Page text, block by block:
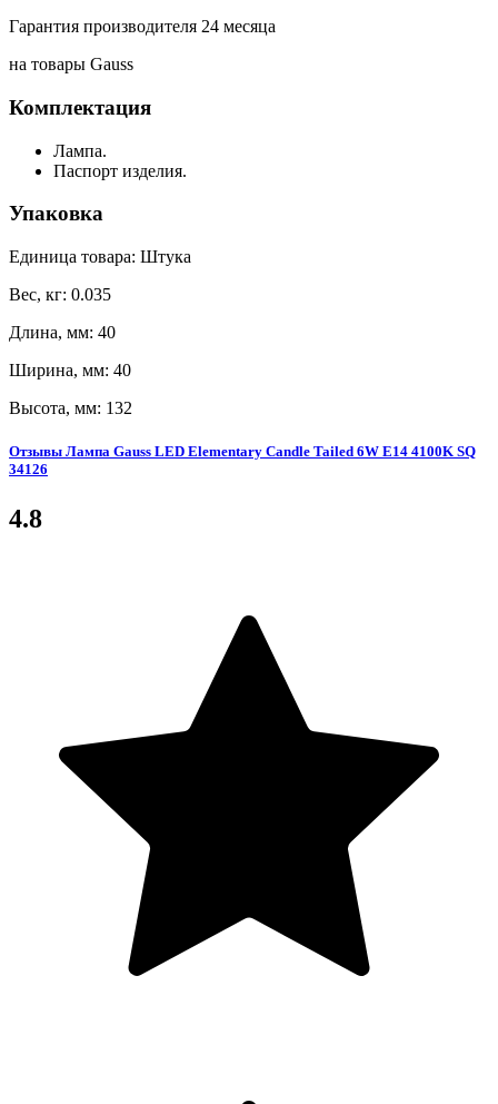
Гарантия производителя 24 месяца
на товары Gauss
Комплектация
Лампа.
Паспорт изделия.
Упаковка
Единица товара: Штука
Вес, кг: 0.035
Длина, мм: 40
Ширина, мм: 40
Высота, мм: 132
Отзывы Лампа Gauss LED Elementary Candle Tailed 6W E14 4100K SQ
34126
4.8